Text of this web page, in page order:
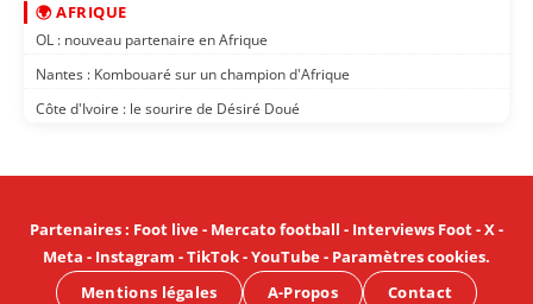
🌍 AFRIQUE
OL : nouveau partenaire en Afrique
Nantes : Kombouaré sur un champion d'Afrique
Côte d'Ivoire : le sourire de Désiré Doué
Partenaires: Foot live- Mercato football - Interviews Foot-X-
Meta - Instagram -TikTok-YouTube- Paramètres cookies.
Mentions légales
A-Propos Contact